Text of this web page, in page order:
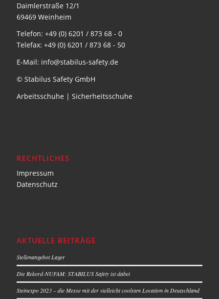
Daimlerstraße 12/1
69469 Weinheim
Telefon: +49 (0) 6201 / 873 68 - 0
Telefax: +49 (0) 6201 / 873 68 - 50
E-Mail: info@stabilus-safety.de
© Stabilus Safety GmbH
Arbeitsschuhe | Sicherheitsschuhe
RECHTLICHES
Impressum
Datenschutz
AKTUELLE BEITRÄGE
Stellenangebot Lager
Die Rekord-NUFAM: STABILUS Safety ist dabei
Steinexpo 2023 – die Messe mit der vielleicht coolsten Location in Deutschland